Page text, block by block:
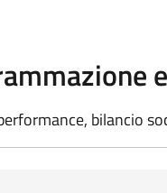
bilancio